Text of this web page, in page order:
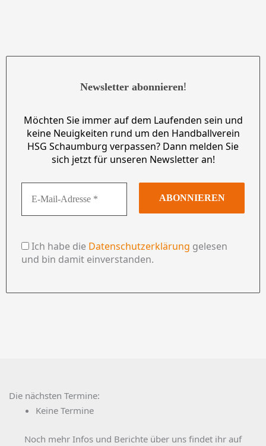
Newsletter abonnieren!
Möchten Sie immer auf dem Laufenden sein und
keine Neuigkeiten rund um den Handballverein
HSG Schaumburg verpassen? Dann melden Sie
sich jetzt für unseren Newsletter an!
Ich habe die Datenschutzerklärung gelesen
und bin damit einverstanden.
Die nächsten Termine:
Keine Termine
Noch mehr Infos und Berichte über uns findet ihr auf